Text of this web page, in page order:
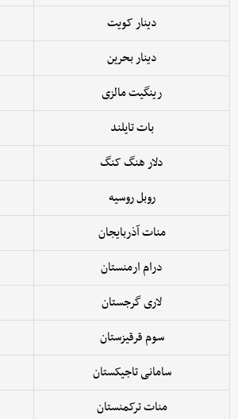
دینار کویت
دینار بحرین
رینگیت مالزی
بات تایلند
دلار هنگ کنگ
روبل روسیه
منات آذربایجان
درام ارمنستان
لاری گرجستان
سوم قرقیزستان
سامانی تاجیکستان
منات ترکمنستان